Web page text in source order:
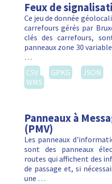
Feux de
Ce jeu de donnée
carrefours gérés par
clés des carrefours,
panneaux zone 30
…
CSV
GPKG JSON
WMS
Panneaux à
(PMV)
Les panneaux
sont des panneaux
routes qui affichent des
de passage et, si
une …